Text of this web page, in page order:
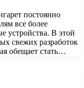
постоянно
все более
устройства. В этой
свежих разработок
обещает стать…